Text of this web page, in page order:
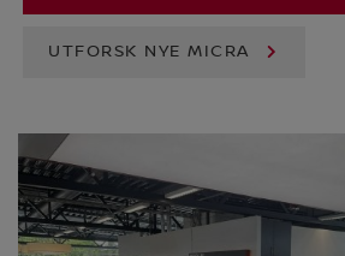
UTFORSK NYE MICRA